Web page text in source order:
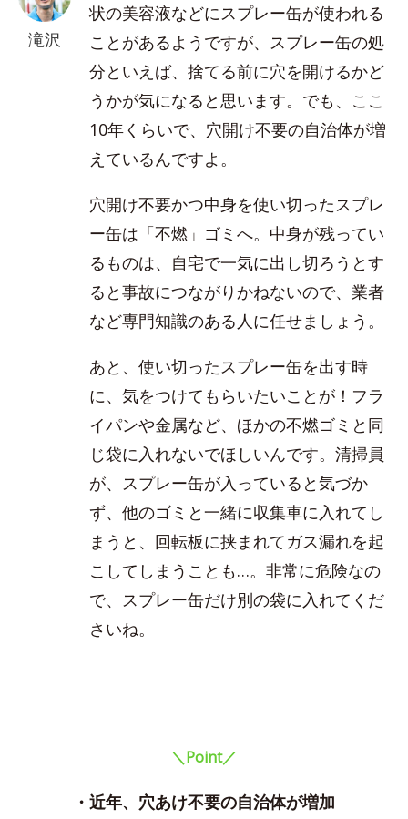
滝沢
状の美容液などにスプレー缶が使われる
ことがあるようですが、スプレー缶の処
分といえば、捨てる前に穴を開けるかど
うかが気になると思います。でも、ここ
10年くらいで、穴開け不要の自治体が増
えているんですよ。
穴開け不要かつ中身を使い切ったスプレ
ー缶は「不燃」ゴミへ。中身が残ってい
るものは、自宅で一気に出し切ろうとす
ると事故につながりかねないので、業者
など専門知識のある人に任せましょう。
あと、使い切ったスプレー缶を出す時
に、気をつけてもらいたいことが！フラ
イパンや金属など、ほかの不燃ゴミと同
じ袋に入れないでほしいんです。清掃員
が、スプレー缶が入っていると気づか
ず、他のゴミと一緒に収集車に入れてし
まうと、回転板に挟まれてガス漏れを起
こしてしまうことも…。非常に危険なの
で、スプレー缶だけ別の袋に入れてくだ
さいね。
＼Point／
・近年、穴あけ不要の自治体が増加